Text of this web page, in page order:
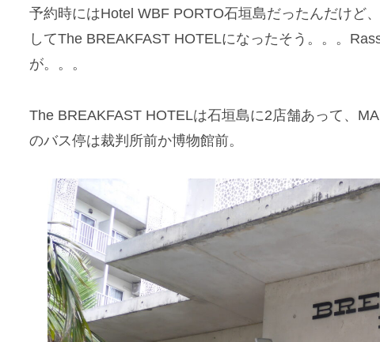
予約時にはHotel WBF PORTO石垣島だったんだけど
してThe BREAKFAST HOTELになったそう。。。
が。。。
The BREAKFAST HOTELは石垣島に2店舗あって、
のバス停は裁判所前か博物館前。